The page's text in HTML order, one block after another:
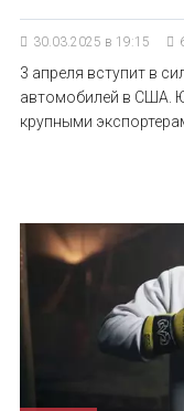
30.03.2025 в 19:15
3 апреля вступит в
автомобилей в США.
крупными